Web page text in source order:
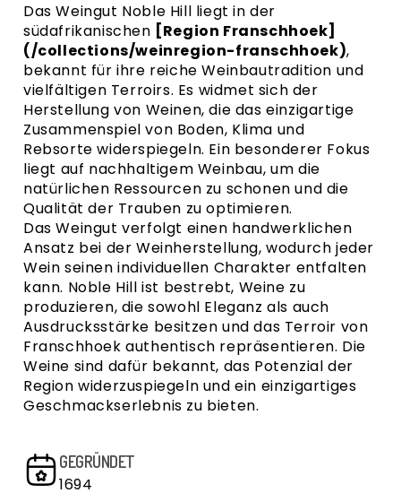
Das Weingut Noble Hill liegt in der
südafrikanischen [Region Franschhoek]
(/collections/weinregion-franschhoek),
bekannt für ihre reiche Weinbautradition und
vielfältigen Terroirs. Es widmet sich der
Herstellung von Weinen, die das einzigartige
Zusammenspiel von Boden, Klima und
Rebsorte widerspiegeln. Ein besonderer Fokus
liegt auf nachhaltigem Weinbau, um die
natürlichen Ressourcen zu schonen und die
Qualität der Trauben zu optimieren.
Das Weingut verfolgt einen handwerklichen
Ansatz bei der Weinherstellung, wodurch jeder
Wein seinen individuellen Charakter entfalten
kann. Noble Hill ist bestrebt, Weine zu
produzieren, die sowohl Eleganz als auch
Ausdrucksstärke besitzen und das Terroir von
Franschhoek authentisch repräsentieren. Die
Weine sind dafür bekannt, das Potenzial der
Region widerzuspiegeln und ein einzigartiges
Geschmackserlebnis zu bieten.
GEGRÜNDET
1694